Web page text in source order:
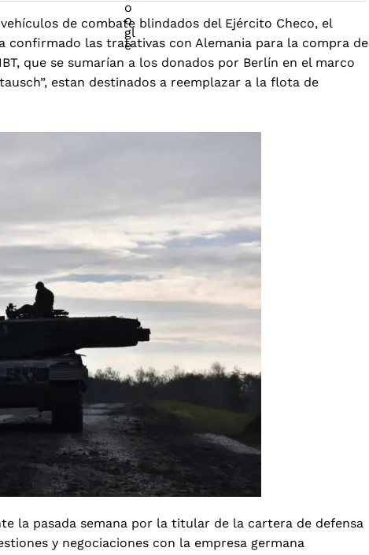
de combate blindados del Ejército Checo, el
confirmado las tratativas con Alemania para la compra de
que se sumarían a los donados por Berlín en el marco
estan destinados a reemplazar a la flota de
la pasada semana por la titular de la cartera de defensa
y negociaciones con la empresa germana